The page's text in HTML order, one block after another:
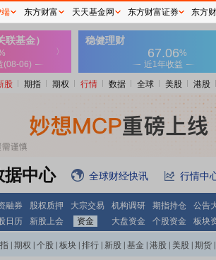
股 期指 期权 行情 数据 全球 美股 港股
据中心 全球财经快讯 行情中
融券 股权质押 大宗交易 机构调研 期指持仓
公告
日历 新股上会 资金 大盘资金 个股资金 板块
期权 个股 板块 排行 新股 基金 港股 美股 期货
东方财富 天天基金网 东方财富证券 东方